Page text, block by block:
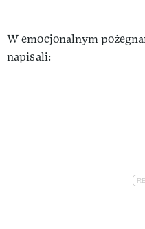
W emocjonalnym
napisali: